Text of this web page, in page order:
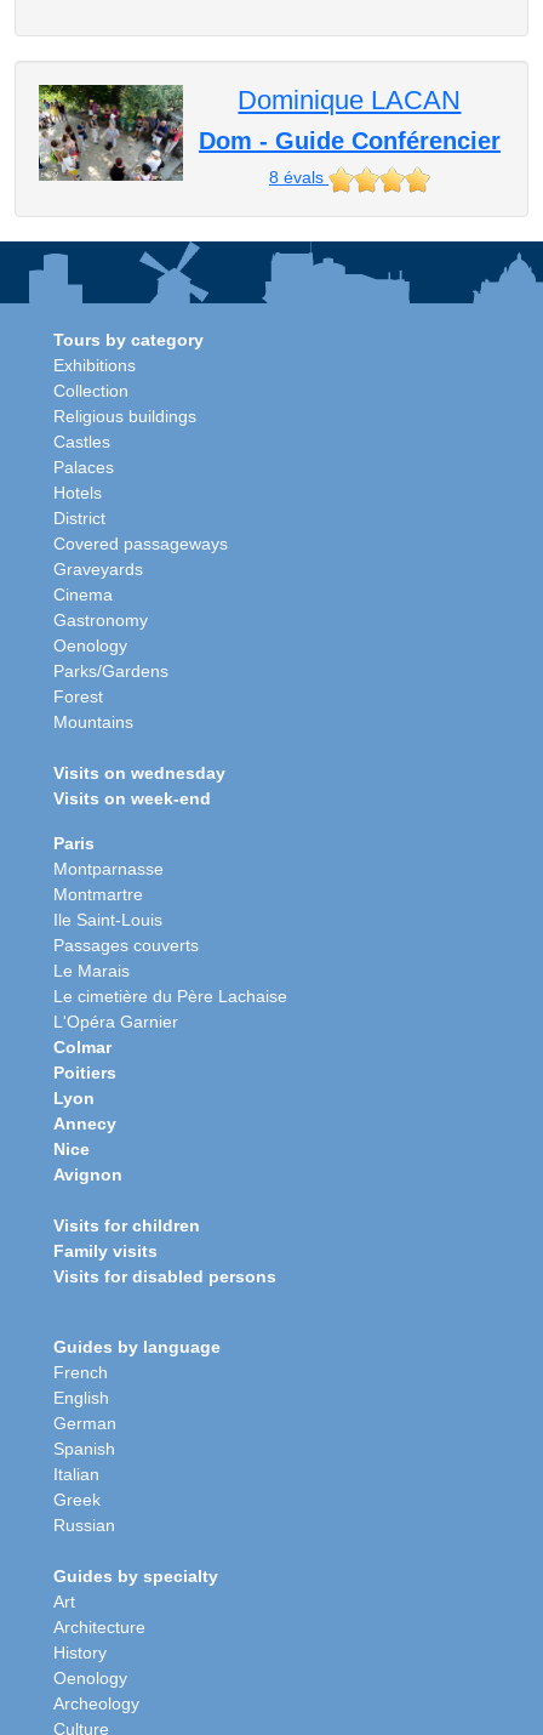
Dominique LACAN
Dom - Guide Conférencier
8 évals
Tours by category
Exhibitions
Collection
Religious buildings
Castles
Palaces
Hotels
District
Covered passageways
Graveyards
Cinema
Gastronomy
Oenology
Parks/Gardens
Forest
Mountains
Visits on wednesday
Visits on week-end
Paris
Montparnasse
Montmartre
Ile Saint-Louis
Passages couverts
Le Marais
Le cimetière du Père Lachaise
L'Opéra Garnier
Colmar
Poitiers
Lyon
Annecy
Nice
Avignon
Visits for children
Family visits
Visits for disabled persons
Guides by language
French
English
German
Spanish
Italian
Greek
Russian
Guides by specialty
Art
Architecture
History
Oenology
Archeology
Culture